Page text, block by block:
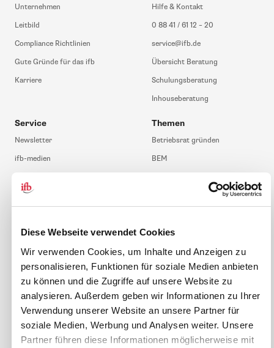
Diese Webseite verwendet Cookies
Wir verwenden Cookies, um Inhalte und Anzeigen zu
personalisieren, Funktionen für soziale Medien anbieten
zu können und die Zugriffe auf unsere Website zu
analysieren. Außerdem geben wir Informationen zu Ihrer
Verwendung unserer Website an unsere Partner für
soziale Medien, Werbung und Analysen weiter. Unsere
Partner führen diese Informationen möglicherweise mit
Unternehmen
Leitbild
Compliance Richtlinien
Gute Gründe für das ifb
Karriere
Hilfe & Kontakt
0 88 41 / 61 12 – 20
service@ifb.de
Übersicht Beratung
Schulungsberatung
Inhouseberatung
Service
Newsletter
ifb-medien
meinifb
FAQ
ifb-App Betriebsrat360
Themen
Betriebsrat gründen
BEM
JAV-Wahl
News. Wissen. Themen.
News & Fachthemen
Lexikon
Rechtsprechung
Qualität!